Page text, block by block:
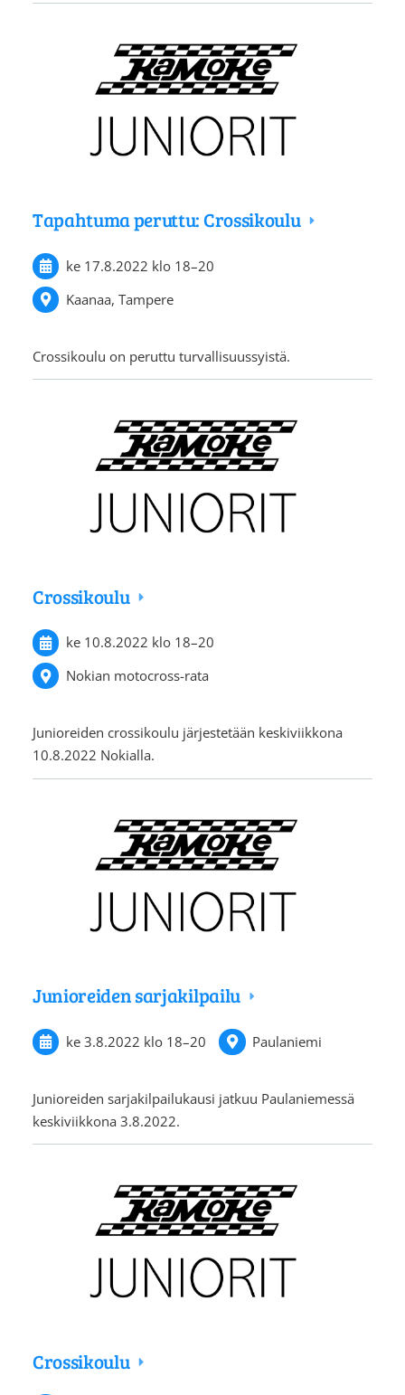
Tapahtuma peruttu: Crossikoulu
ke 17.8.2022 klo 18–20
Kaanaa, Tampere
Crossikoulu on peruttu turvallisuussyistä.
Crossikoulu
ke 10.8.2022 klo 18–20
Nokian motocross-rata
Junioreiden crossikoulu järjestetään keskiviikkona
10.8.2022 Nokialla.
Junioreiden sarjakilpailu
ke 3.8.2022 klo 18–20 Paulaniemi
Junioreiden sarjakilpailukausi jatkuu Paulaniemessä
keskiviikkona 3.8.2022.
Crossikoulu